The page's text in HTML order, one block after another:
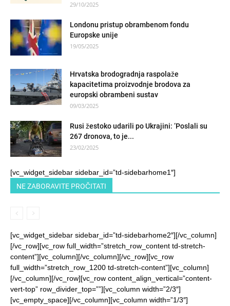
29/10/2025
Londonu pristup obrambenom fondu
Europske unije
19/05/2025
Hrvatska brodogradnja raspolaže
kapacitetima proizvodnje brodova za
europski obrambeni sustav
09/03/2025
Rusi žestoko udarili po Ukrajini: ‘Poslali su
267 dronova, to je...
23/02/2025
[vc_widget_sidebar sidebar_id=”td-sidebarhome1″]
NE ZABORAVITE PROČITATI
[vc_widget_sidebar sidebar_id=”td-sidebarhome2″][/vc_column]
[/vc_row][vc_row full_width=”stretch_row_content td-stretch-
content”][vc_column][/vc_column][/vc_row][vc_row
full_width=”stretch_row_1200 td-stretch-content”][vc_column]
[/vc_column][/vc_row][vc_row content_align_vertical=”content-
vert-top” row_divider_top=””][vc_column width=”2/3″]
[vc_empty_space][/vc_column][vc_column width=”1/3″]